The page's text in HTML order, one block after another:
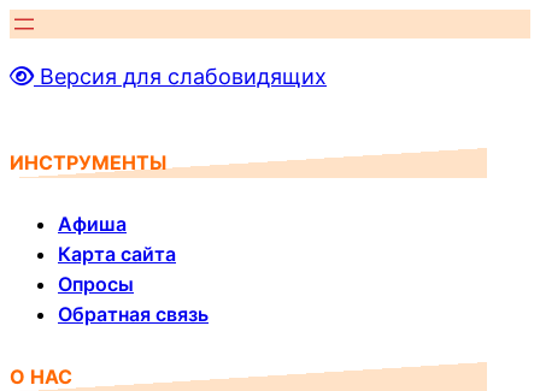
Перейти
содержимому
Версия для слабовидящих
ИНСТРУМЕНТЫ
Афиша
Карта сайта
Опросы
Обратная связь
О НАС